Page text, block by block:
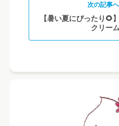
次の記事へ
【暑い夏にぴったり🌻
クリー